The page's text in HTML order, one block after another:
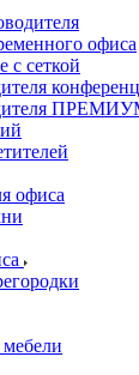
офиса
с сеткой
конференц
офиса